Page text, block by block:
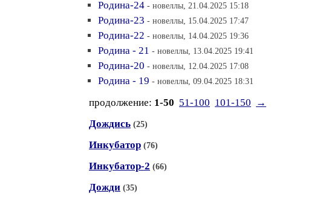
Родина-24 - новеллы, 21.04.2025 15:18
Родина-23 - новеллы, 15.04.2025 17:47
Родина-22 - новеллы, 14.04.2025 19:36
Родина - 21 - новеллы, 13.04.2025 19:41
Родина-20 - новеллы, 12.04.2025 17:08
Родина - 19 - новеллы, 09.04.2025 18:31
продолжение: 1-50 51-100 101-150
→
Дождись (25)
Инкубатор (76)
Инкубатор-2 (66)
Дожди (35)